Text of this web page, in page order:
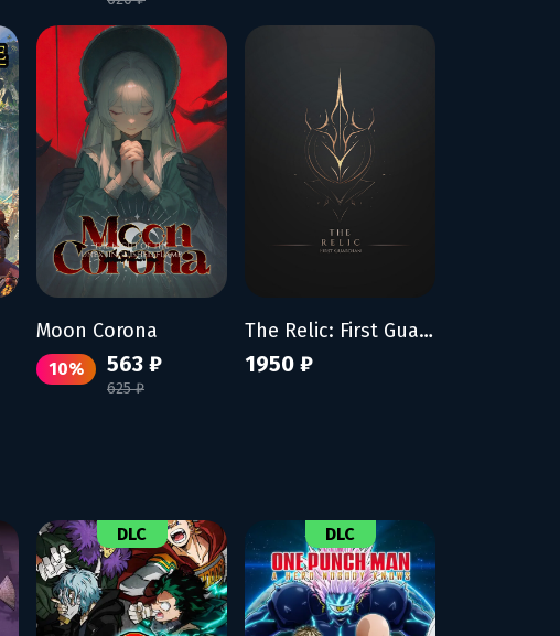
Moon Corona
10% 563 ₽
625 ₽
The Relic: First Guardian
1950 ₽
DLC DLC